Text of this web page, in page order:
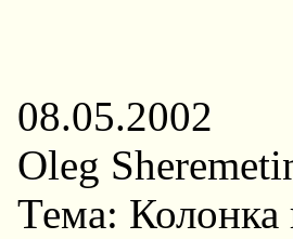
08.05.2002
Oleg
Тема: Колонка